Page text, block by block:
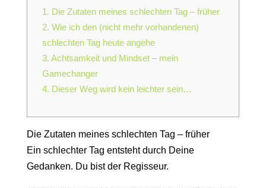
1. Die Zutaten meines schlechten Tag – früher
2. Wie ich den (nicht mehr vorhandenen)
schlechten Tag heute angehe
3. Achtsamkeit und Mindset – mein
Gamechanger
4. Dieser Weg wird kein leichter sein…
Die Zutaten meines schlechten Tag – früher
Ein schlechter Tag entsteht durch Deine
Gedanken. Du bist der Regisseur.